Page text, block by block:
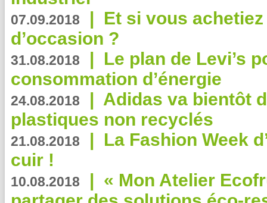
07.09.2018 | Et si vous
d’occasion ?
31.08.2018 | Le plan de Levi’s
consommation d’énergie
24.08.2018 | Adidas va bientôt
plastiques non recyclés
21.08.2018 | La Fashion Week
cuir !
10.08.2018 | « Mon Atelier